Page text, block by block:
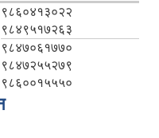
९८६०४१३०२२
९८४९५१७२६३
९८४७०६१७७०
९८४७२५५२७९
९८६००१५५५०